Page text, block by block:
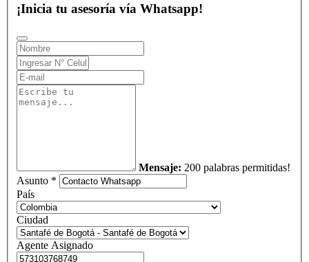
¡Inicia tu asesoría vía Whatsapp!
Mensaje: 200 palabras permitidas!
Asunto *
País
Ciudad
Agente Asignado